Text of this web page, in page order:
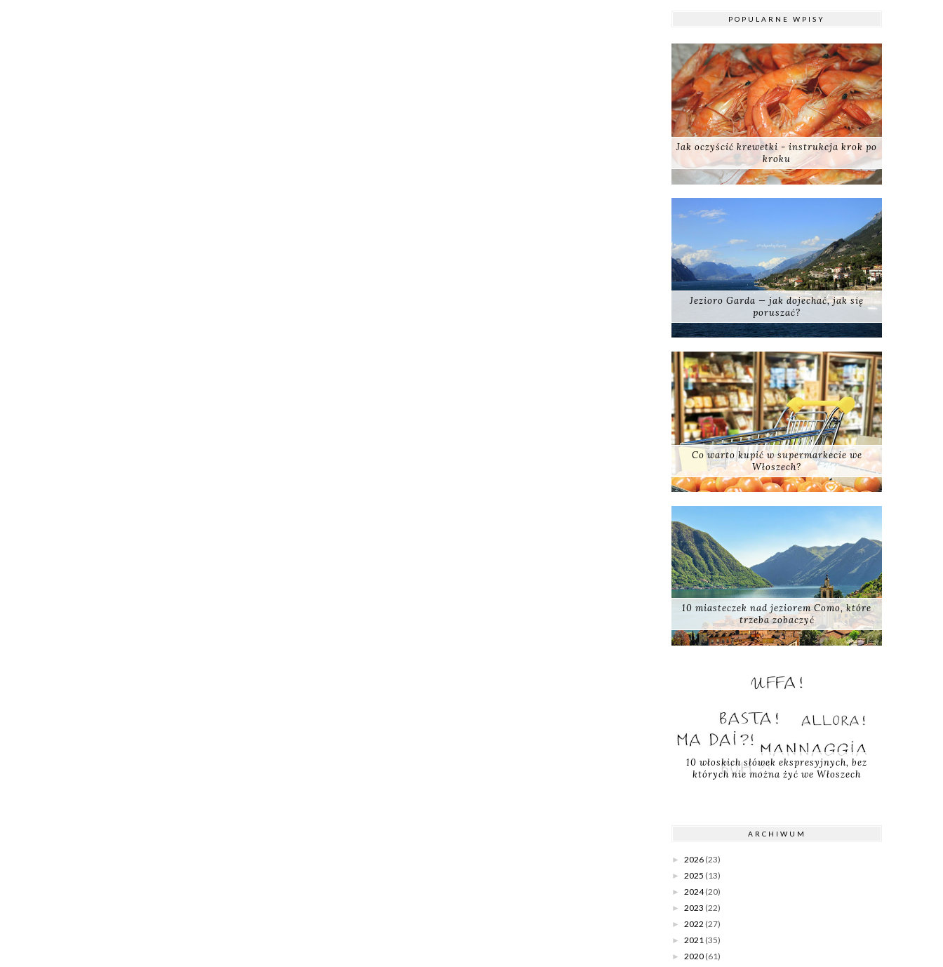
POPULARNE WPISY
Jak oczyścić krewetki - instrukcja krok po
kroku
Jezioro Garda — jak dojechać, jak się
poruszać?
Co warto kupić w supermarkecie we
Włoszech?
10 miasteczek nad jeziorem Como, które
trzeba zobaczyć
10 włoskich słówek ekspresyjnych, bez
których nie można żyć we Włoszech
ARCHIWUM
► 2026 (23)
► 2025 (13)
► 2024 (20)
► 2023 (22)
► 2022 (27)
► 2021 (35)
► 2020 (61)